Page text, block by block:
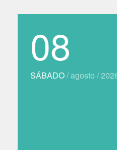
08
SÁBADO/ agosto /